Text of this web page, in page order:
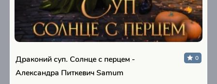
Драконий суп. Солнце с перцем -
Александра Питкевич Samum
0